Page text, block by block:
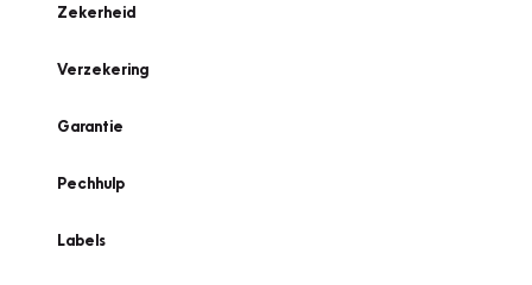
Zekerheid
Verzekering
Garantie
Pechhulp
Labels